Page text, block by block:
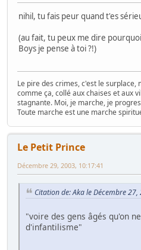
nihil, tu fais peur quand t'es
(au fait, tu peux me dire
Boys je pense à toi ?!)
Le pire des crimes, c'est le surplace,
comme ça, collé aux chaises et aux
stagnante. Moi, je marche, je
Toute marche est une marche
Le Petit Prince
Décembre 29, 2003, 10:17:41
Citation de: Aka le Décembre
"voire des gens âgés qu'on
d'infantilisme"